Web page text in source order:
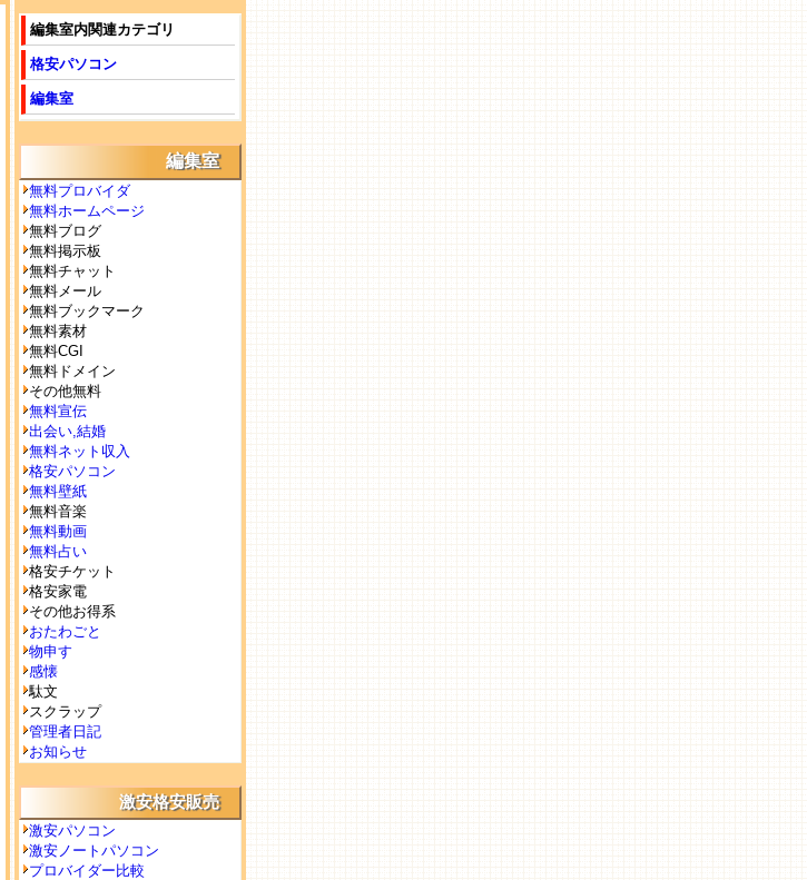
編集室内関連カテゴリ
格安パソコン
編集室
編集室
無料プロバイダ
無料ホームページ
無料ブログ
無料掲示板
無料チャット
無料メール
無料ブックマーク
無料素材
無料CGI
無料ドメイン
その他無料
無料宣伝
出会い,結婚
無料ネット収入
格安パソコン
無料壁紙
無料音楽
無料動画
無料占い
格安チケット
格安家電
その他お得系
おたわごと
物申す
感懐
駄文
スクラップ
管理者日記
お知らせ
激安格安販売
激安パソコン
激安ノートパソコン
プロバイダー比較